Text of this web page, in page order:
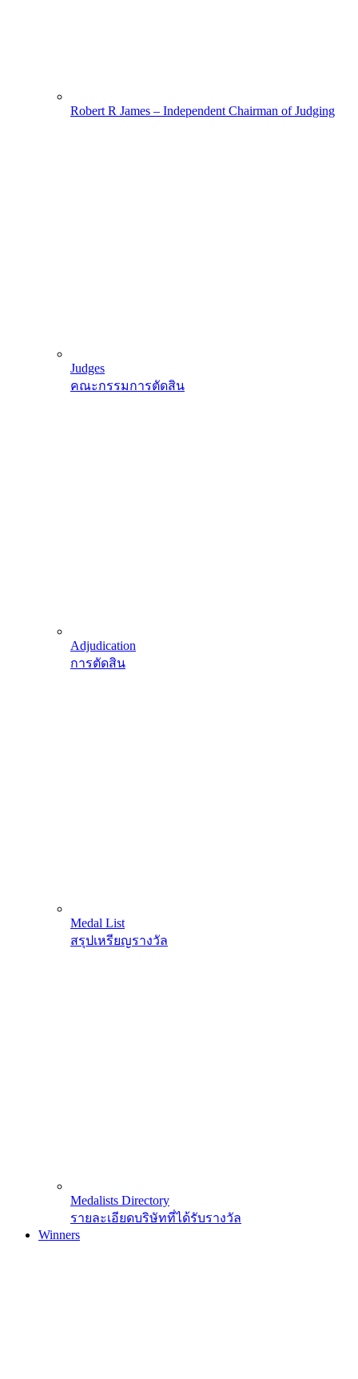
Robert R James – Independent Chairman of Judging
Judges
คณะกรรมการตัดสิน
Adjudication
การตัดสิน
Medal List
สรุปเหรียญรางวัล
Medalists Directory
รายละเอียดบริษัทที่ได้รับรางวัล
Winners